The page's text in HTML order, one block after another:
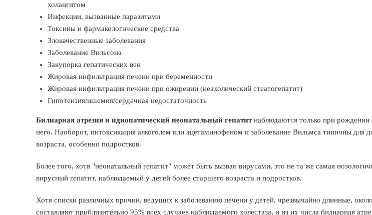
холангитом
Инфекции, вызванные паразитами
Токсины и фармакологические средства
Злокачественные заболевания
Заболевание Вильсона
Закупорка гепатических вен
Жировая инфильтрация печени при беременности
Жировая инфильтрация печени при ожирении (неахолический стеатогепатит)
Гипотензия/ишемия/сердечная недостаточность
Билиарная атрезия и идиопатический неонатальный гепатитнаблюдаются только при рождении
него. Наоборот, интоксикация алкоголем или ацетаминофеном и заболевание Вильмса типичны для
возраста, особенно подростков.
Более того, хотя "неонатальный гепатит" может быть вызван вирусами, это не та же самая
вирусный гепатит, наблюдаемый у детей более старшего возраста и подростков.
Хотя списки различных причин, ведущих к заболеванию печени у детей, чрезвычайно длинные,
составляют приблизительно 95% всех случаев наблюдаемого холестаза, и из их числа билиарная